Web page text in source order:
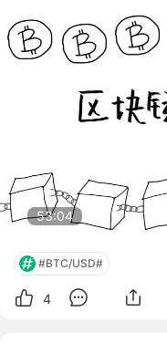
53:04
#BTC/USD#
4